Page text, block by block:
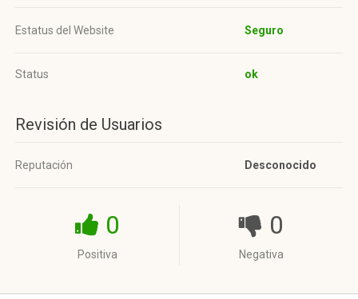
Estatus del Website Seguro
Status ok
Revisión de Usuarios
Reputación Desconocido
0
Positiva
0
Negativa